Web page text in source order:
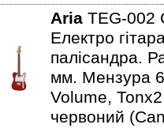
Aria TEG-002
Електро
палісандра.
мм. Мензура
Volume,
червоний